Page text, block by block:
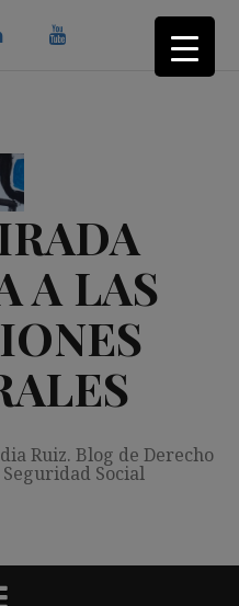
A LAS
Ruiz. Blog de Derecho
Social